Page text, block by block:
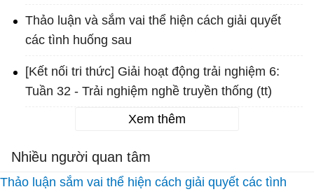
Thảo luận và sắm vai thể hiện cách giải quyết
các tình huống sau
[Kết nối tri thức] Giải hoạt động trải nghiệm 6:
Tuần 32 - Trải nghiệm nghề truyền thống (tt)
Xem thêm
Nhiều người quan tâm
Thảo luận sắm vai thể hiện cách giải quyết các tình